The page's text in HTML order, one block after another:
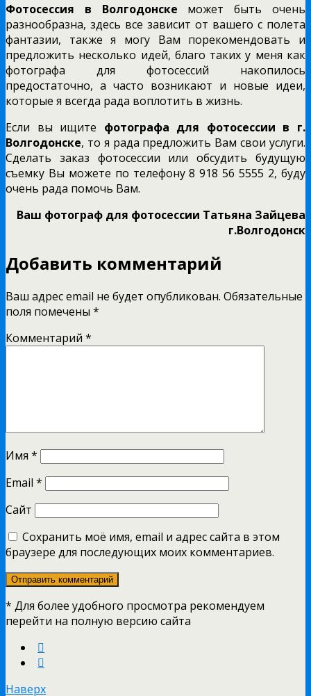
Фотосессия в Волгодонске может быть очень
разнообразна, здесь все зависит от вашего с полета
фантазии, также я могу Вам порекомендовать и
предложить несколько идей, благо таких у меня как
фотографа для фотосессий накопилось
предостаточно, а часто возникают и новые идеи,
которые я всегда рада воплотить в жизнь.
Если вы ищите фотографа для фотосессии в г.
Волгодонске, то я рада предложить Вам свои услуги.
Сделать заказ фотосессии или обсудить будущую
съемку Вы можете по телефону 8 918 56 5555 2, буду
очень рада помочь Вам.
Ваш фотограф для фотосессии Татьяна Зайцева
г.Волгодонск
Добавить комментарий
Ваш адрес email не будет опубликован. Обязательные
поля помечены *
Комментарий *
Имя *
Email *
Сайт
Сохранить моё имя, email и адрес сайта в этом
браузере для последующих моих комментариев.
* Для более удобного просмотра рекомендуем
перейти на полную версию сайта
Наверх